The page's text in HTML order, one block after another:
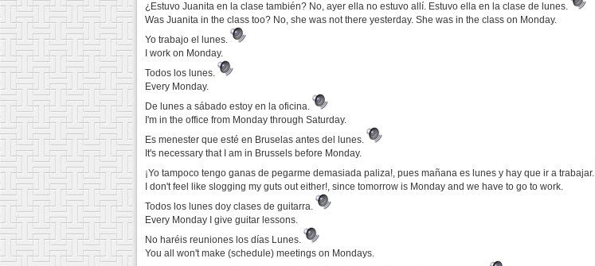
¿Estuvo Juanita en la clase también? No, ayer ella no estuvo allí. Estuvo ella en la clase de lunes.
Was Juanita in the class too? No, she was not there yesterday. She was in the class on Monday.
Yo trabajo el lunes.
I work on Monday.
Todos los lunes.
Every Monday.
De lunes a sábado estoy en la oficina.
I'm in the office from Monday through Saturday.
Es menester que esté en Bruselas antes del lunes.
It's necessary that I am in Brussels before Monday.
¡Yo tampoco tengo ganas de pegarme demasiada paliza!, pues mañana es lunes y hay que ir a trabajar.
I don't feel like slogging my guts out either!, since tomorrow is Monday and we have to go to work.
Todos los lunes doy clases de guitarra.
Every Monday I give guitar lessons.
No haréis reuniones los días Lunes.
You all won't make (schedule) meetings on Mondays.